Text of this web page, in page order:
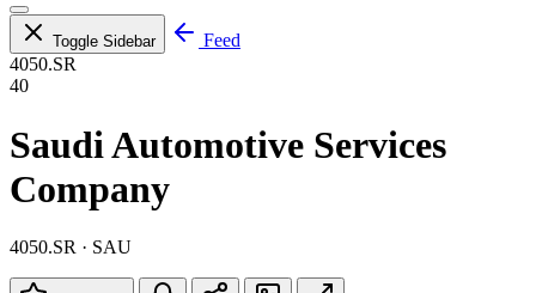
Toggle Sidebar
Feed
4050.SR
40
Saudi Automotive Services
Company
4050.SR · SAU